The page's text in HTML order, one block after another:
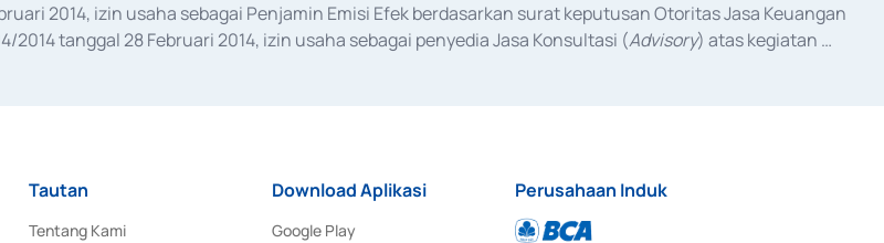
2014, izin usaha sebagai Penjamin Emisi Efek berdasarkan surat keputusan Otoritas Jasa Keuangan
2014 tanggal 28 Februari 2014, izin usaha sebagai penyedia Jasa Konsultasi (Advisory) atas kegiatan
Tautan
Tentang Kami
Download Aplikasi
Google Play
Perusahaan Induk